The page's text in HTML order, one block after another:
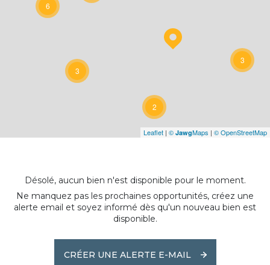
3
2
6
3
Leaflet | © JawgMaps | © OpenStreetMap
Désolé, aucun bien n'est disponible pour le moment.
Ne manquez pas les prochaines opportunités, créez une
alerte email et soyez informé dès qu'un nouveau bien est
disponible.
CRÉER UNE ALERTE E-MAIL